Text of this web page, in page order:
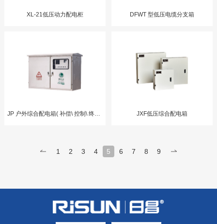
XL-21低压动力配电柜 DFWT 型低压电缆分支箱
JP 户外综合配电箱( 补偿\ 控制\ 终端\ 照明) JXF低压综合配电箱
1 2 3 4 5 6 7 8 9